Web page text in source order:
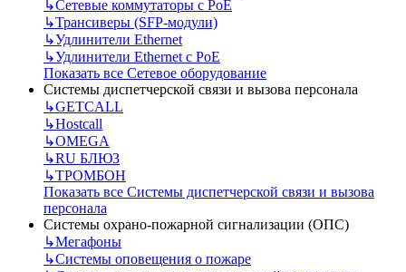
↳Сетевые коммутаторы с РоЕ
↳Трансиверы (SFP-модули)
↳Удлинители Ethernet
↳Удлинители Ethernet с PoE
Показать все Сетевое оборудование
Системы диспетчерской связи и вызова персонала
↳GETCALL
↳Hostcall
↳OMEGA
↳RU БЛЮЗ
↳ТРОМБОН
Показать все Системы диспетчерской связи и вызова
персонала
Системы охрано-пожарной сигнализации (ОПС)
↳Мегафоны
↳Системы оповещения о пожаре